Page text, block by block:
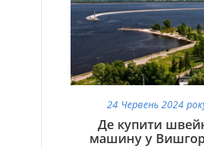
24 Червень 2024
Де купити
машину у